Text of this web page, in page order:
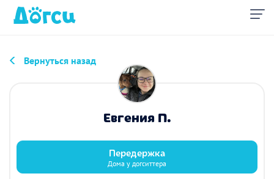
Вернуться назад
Евгения П.
Передержка
Дома у догситтера